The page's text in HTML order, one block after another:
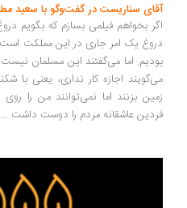
آقای سناریست در گفت‌وگو با سعید
اگر بخواهم فیلمی بسازم که بگویم
دروغ یک امر جاری در این مملکت
بودیم. اما می‌گفتند این مسلمان
می‌گویند اجازه کار نداری، یعنی با
زمین بزنند اما نمی‌توانند من را
فردین عاشقانه مردم را دوست داشت ...